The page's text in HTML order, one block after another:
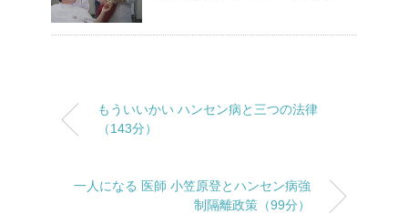
もういいかい ハンセン病と三つの法律
（143分）
一人になる 医師 小笠原登とハンセン病強
制隔離政策（99分）